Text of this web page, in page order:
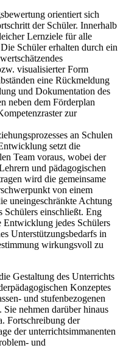
orientiert sich
der Schüler. Innerhalb
Lernziele für alle
Schüler erhalten durch ein
visualisierter Form
eine Rückmeldung
und Dokumentation des
neben dem Förderplan
zur
an Schulen
setzt die
Team voraus, wobei der
und pädagogischen
wird die gemeinsame
von einem
uneingeschränkte Achtung
Schülers einschließt. Eng
Entwicklung jedes Schülers
Unterstützungsbedarfs in
wirkungsvoll zu
Gestaltung des Unterrichts
Konzeptes
und stufenbezogenen
nehmen darüber hinaus
Fortschreibung der
der unterrichtsimmanenten
und